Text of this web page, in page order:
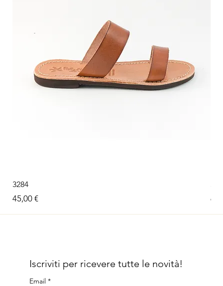
3284
Prezzo
45,00 €
Iscriviti per ricevere tutte le novità!
Email *